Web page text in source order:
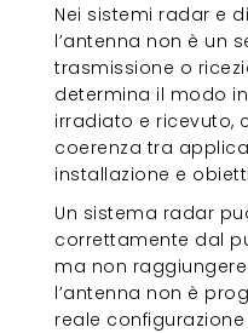
Nei sistemi radar e
l’antenna non è un
trasmissione o
determina il modo
irradiato e ricevuto,
coerenza tra
installazione e
Un sistema radar
correttamente dal
ma non
l’antenna non è
reale